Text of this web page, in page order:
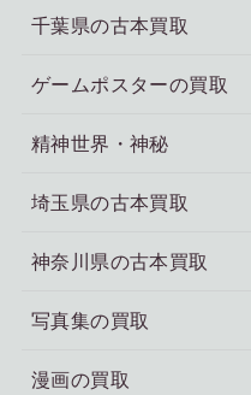
千葉県の古本買取
ゲームポスターの買取
精神世界・神秘
埼玉県の古本買取
神奈川県の古本買取
写真集の買取
漫画の買取